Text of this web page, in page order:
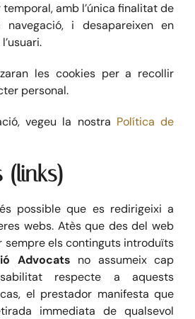
amb l’única finalitat de
i desapareixen en
les cookies per a recollir
personal.
vegeu la nostra Política de
(links)
possible que es redirigeixi a
webs. Atès que des del web
sempre els continguts introduïts
Advocats no assumeix cap
respecte a aquests
el prestador manifesta que
immediata de qualsevol